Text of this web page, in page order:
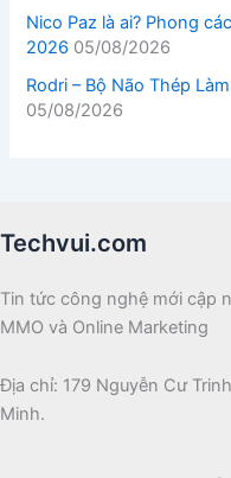
Nico Paz là ai? Phong
2026 05/08/2026
Rodri – Bộ Não Thép
05/08/2026
Techvui.com
Tin tức công nghệ mới cập
MMO và Online Marketing
Địa chỉ: 179 Nguyễn Cư
Minh.